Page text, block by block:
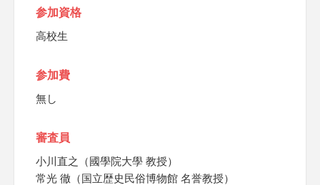
参加資格
高校生
参加費
無し
審査員
小川直之（國學院大學 教授）
常光 徹（国立歴史民俗博物館 名誉教授）